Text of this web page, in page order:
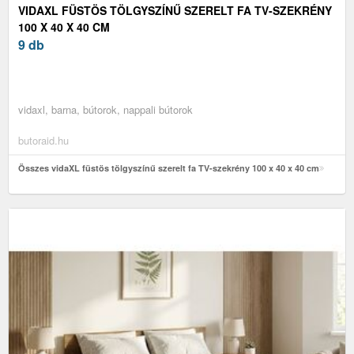
VIDAXL FÜSTÖS TÖLGYSZÍNŰ SZERELT FA TV-SZEKRÉNY
100 X 40 X 40 CM
9 db
vidaxl, barna, bútorok, nappali bútorok
butoraid.hu
Összes vidaXL füstös tölgyszínű szerelt fa TV-szekrény 100 x 40 x 40 cm